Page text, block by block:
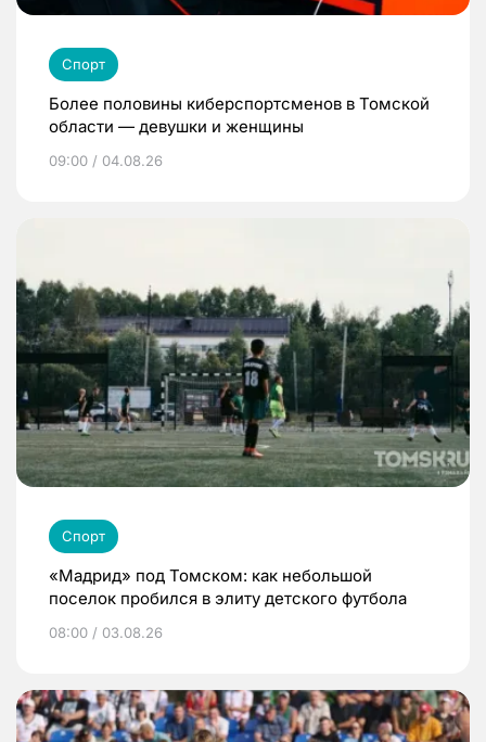
Спорт
Более половины киберспортсменов в Томской
области — девушки и женщины
09:00 / 04.08.26
Спорт
«Мадрид» под Томском: как небольшой
поселок пробился в элиту детского футбола
08:00 / 03.08.26